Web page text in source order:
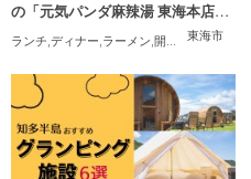
東海市
の「元気パンダ麻辣湯 東海本店」
ランチ,ディナー,ラーメン,開店 夫婦,カップル